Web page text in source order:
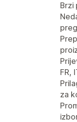
Brzi
FR,
za